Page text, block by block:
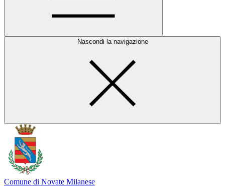
Nascondi la navigazione
Comune di Novate Milanese